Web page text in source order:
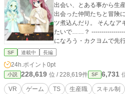
出会い、とある事から生産職
出会った仲間たちと冒険
ツ煮込んだり。 そんなアキのプレイは、ちょっと人と違うみ
たいで……？ ------------------------------------- ※当作品は小説家
になろう・カクヨムで先
SF 連載中 長編
24h.ポイント 0pt
小説 228,619 位 / 228,619件 SF 6,731
VR ゲーム TS 生産職 スキル制